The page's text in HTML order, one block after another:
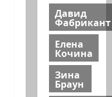
Давид
Фабрикант
Елена
Кочина
Зина
Браун